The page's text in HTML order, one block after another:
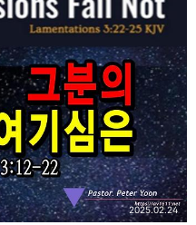
2025.02.24